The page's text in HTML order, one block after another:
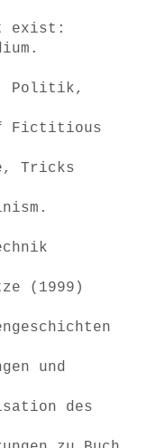
exist:
Politik,
Fictitious
Tricks
(1999)
und
des